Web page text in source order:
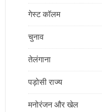
गेस्ट कॉलम
चुनाव
तेलंगाना
पड़ोसी राज्य
मनोरंजन और खेल